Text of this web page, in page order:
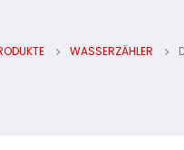
WASSERZÄHLER